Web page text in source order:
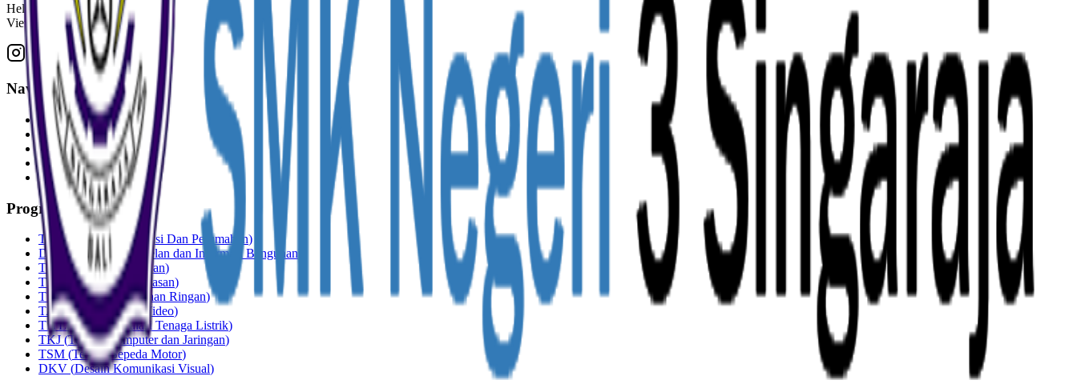
Help us stay secure.
View our
Ecosystem VDP
Navigasi Cepat
Beranda
TeFa
Loker
Galeri
SSO
Program Keahlian
TKP ( Teknik Konstruksi Dan Perumahan)
DPIB ( Desain Pemodelan dan Informasi Bangunan
TPM
(Teknik Pemesinan)
TPLas
(Teknik Pengelasan)
TKR (Teknik Kendaraan Ringan)
TAV (Teknik Audio Video)
TITL (Teknik Instalasi Tenaga Listrik)
TKJ (Teknik Komputer dan Jaringan)
TSM (Teknik Sepeda Motor)
DKV (Desain Komunikasi Visual)